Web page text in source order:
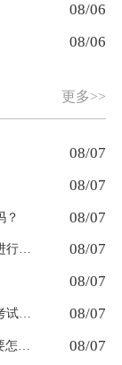
08/06
08/06
更多>>
08/07
08/07
？ 08/07
哪家机构可以对西蒙菲莎大学工程数学专业进行留学生申诉辅导？ 08/07
08/07
杜克大学环境政策留学生考试辅导覆盖全部考试考点吗 08/07
08/07